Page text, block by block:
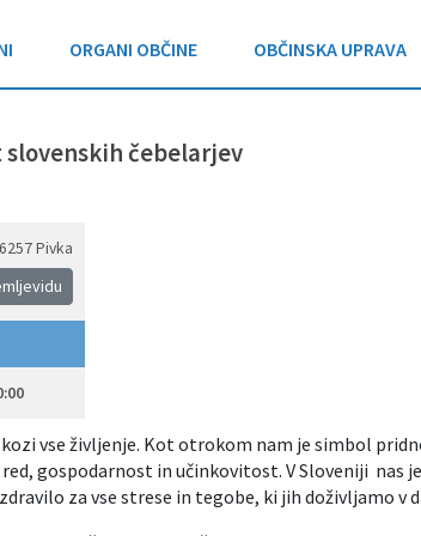
ORGANI OBČINE OBČINSKA UPRAVA
čebelarjev
6257 Pivka
vse življenje. Kot otrokom nam je simbol
gospodarnost in učinkovitost. V Sloveniji nas
za vse strese in tegobe, ki jih doživljamo v